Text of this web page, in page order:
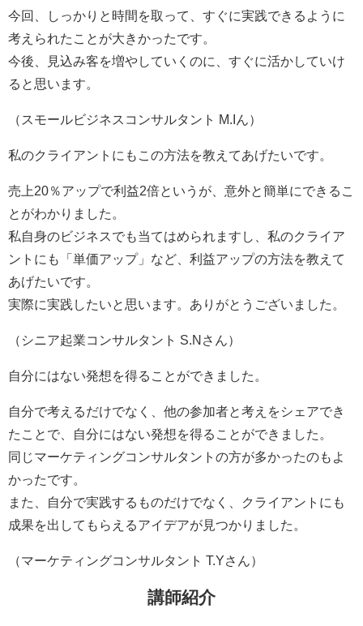
今回、しっかりと時間を取って、すぐに実践できるように
考えられたことが大きかったです。
今後、見込み客を増やしていくのに、すぐに活かしていけ
ると思います。
（スモールビジネスコンサルタント M.Iん）
私のクライアントにもこの方法を教えてあげたいです。
売上20％アップで利益2倍というが、意外と簡単にできるこ
とがわかりました。
私自身のビジネスでも当てはめられますし、私のクライア
ントにも「単価アップ」など、利益アップの方法を教えて
あげたいです。
実際に実践したいと思います。ありがとうございました。
（シニア起業コンサルタント S.Nさん）
自分にはない発想を得ることができました。
自分で考えるだけでなく、他の参加者と考えをシェアでき
たことで、自分にはない発想を得ることができました。
同じマーケティングコンサルタントの方が多かったのもよ
かったです。
また、自分で実践するものだけでなく、クライアントにも
成果を出してもらえるアイデアが見つかりました。
（マーケティングコンサルタント T.Yさん）
講師紹介